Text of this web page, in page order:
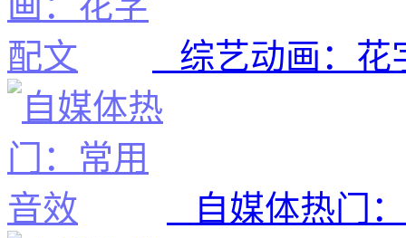
综艺动画：花
自媒体热门